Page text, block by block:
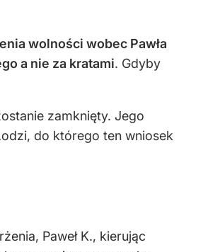
wolności wobec Pawła
a nie za kratami. Gdyby
zamknięty. Jego
do którego ten wniosek
Paweł K., kierując